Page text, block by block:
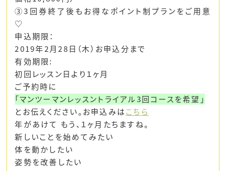
③3回券終了後もお得なポイント制プランをご用意
♡
申込期限：
2019年2月28日（木）お申込分まで
有効期限:
初回レッスン日より１ヶ月
ご予約時に
「マンツーマンレッスントライアル3回コースを希望」
とお伝えください。お申込みはこちら
年があけて もう、１ヶ月たちますね。
新しいことを始めてみたい
体を動かしたい
姿勢を改善したい